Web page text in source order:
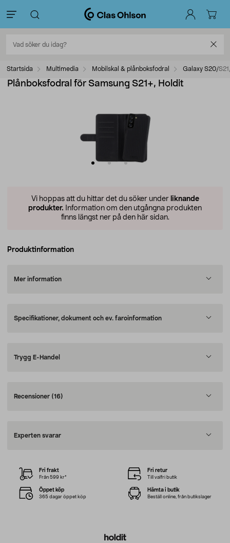
Startsida Multimedia Mobilskal & plånboksfodral Galaxy S20/
Plånboksfodral för Samsung S21+, Holdit
Vi hoppas att du hittar det du söker under liknande
produkter. Information om den utgångna produkten
finns längst ner på den här sidan.
Produktinformation
Mer information
Specifikationer, dokument och ev. faroinformation
Trygg E-Handel
Recensioner (16)
Experten svarar
Fri frakt
Från 599 kr*
Fri retur
Till valfri butik
Öppet köp
365 dagar öppet köp
Hämta i butik
Beställ online, från butikslager